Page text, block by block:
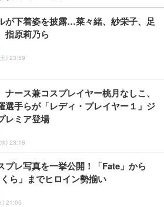
が下着姿を披露…菜々緒、紗栄子、足
指原莉乃ら
) 23:59
ナース兼コスプレイヤー桃月なしこ、
選手らが「レディ・プレイヤー１」ジ
レミア登場
) 23:18
プレ写真を一挙公開！「Fate」から
くら」までヒロイン勢揃い
) 21:05